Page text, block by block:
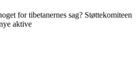
for tibetanernes sag? Støttekomiteen
aktive